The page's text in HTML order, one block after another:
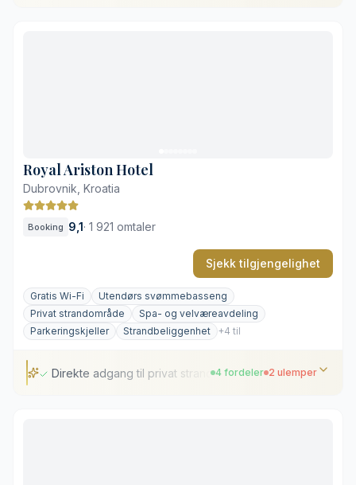
Royal Ariston Hotel
Dubrovnik, Kroatia
Booking 9,1· 1 921 omtaler
Sjekk tilgjengelighet
Gratis Wi-Fi
Utendørs svømmebasseng
Privat strandområde
Spa- og velværeavdeling
Parkeringskjeller
Strandbeliggenhet +4 til
Direkte adgang til privat strand 4 fordeler 2 ulemper